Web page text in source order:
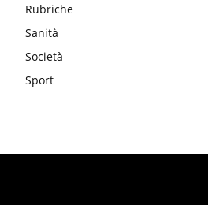
Rubriche
Sanità
Società
Sport